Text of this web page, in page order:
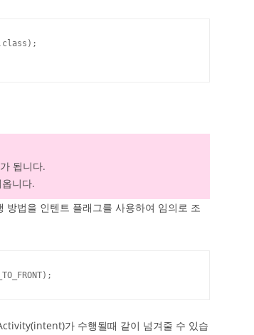
됩니다.
니다.
법을 인텐트 플래그를 사용하여 임의로 조
가 수행될때 같이 넘겨줄 수 있습